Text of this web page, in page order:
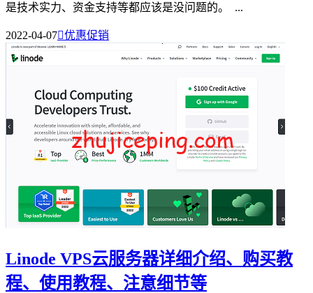
是技术实力、资金支持等都应该是没问题的。 ...
2022-04-07优惠促销
Linode VPS云服务器详细介绍、购买教
程、使用教程、注意细节等